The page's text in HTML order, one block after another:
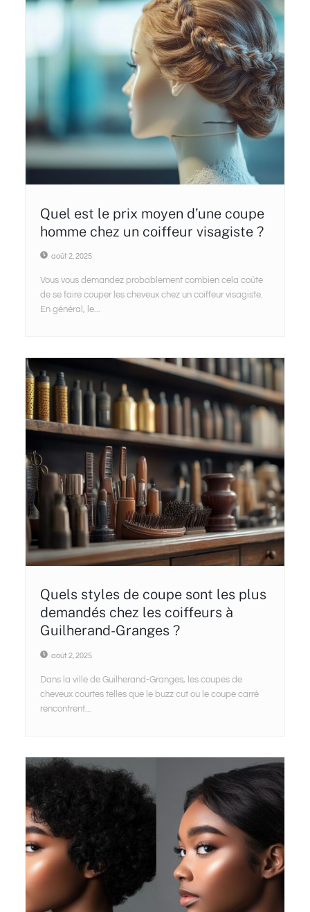
Quel est le prix moyen d’une coupe
homme chez un coiffeur visagiste ?
août 2, 2025
Vous vous demandez probablement combien cela coûte
de se faire couper les cheveux chez un coiffeur visagiste.
En général, le...
Quels styles de coupe sont les plus
demandés chez les coiffeurs à
Guilherand-Granges ?
août 2, 2025
Dans la ville de Guilherand-Granges, les coupes de
cheveux courtes telles que le buzz cut ou le coupe carré
rencontrent...